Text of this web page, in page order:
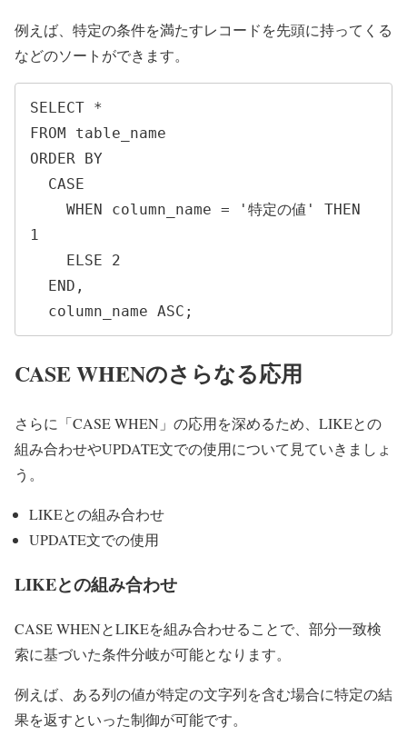
例えば、特定の条件を満たすレコードを先頭に持ってくる
などのソートができます。
SELECT *
FROM table_name
ORDER BY
1
  column_name ASC;
CASE WHENのさらなる応用
さらに「CASE WHEN」の応用を深めるため、LIKEとの
組み合わせやUPDATE文での使用について見ていきましょ
う。
LIKEとの組み合わせ
UPDATE文での使用
LIKEとの組み合わせ
CASE WHENとLIKEを組み合わせることで、部分一致検
索に基づいた条件分岐が可能となります。
例えば、ある列の値が特定の文字列を含む場合に特定の結
果を返すといった制御が可能です。